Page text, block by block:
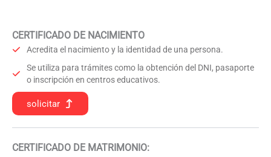
CERTIFICADO DE NACIMIENTO
Acredita el nacimiento y la identidad de una persona.
Se utiliza para trámites como la obtención del DNI, pasaporte
o inscripción en centros educativos.
solicitar
CERTIFICADO DE MATRIMONIO: